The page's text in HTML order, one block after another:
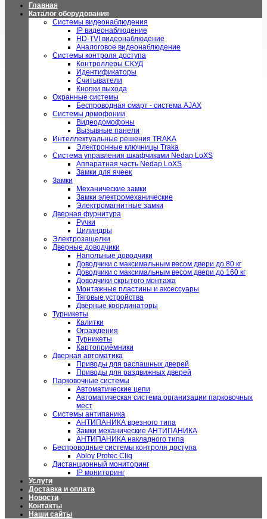
Главная
Каталог оборудования
Системы видеонаблюдения
IP видеонаблюдение
HD-TVI видеонаблюдение
Аналоговое видеонаблюдение
Системы контроля доступа
Контроллеры СКУД
Идентификаторы
Считыватели
Кнопки выхода
Охранные системы
Беспроводная смарт - система AJAX
Системы домофонии
Видеодомофоны
Вызывные панели
Интеллектуальные решения TRAKA
Электронные ключницы Traka
Система управления шкафчиками Nedap LoXS
Аппаратная часть Nedap LoXS
Замки для ячеек
Замки
Механические замки
Замки электромеханические
Электромагнитные замки
Дверная фурнитура
Ручки
Цилиндры
Электрозащелки
Дверные доводчики
Напольные доводчики
Доводчики с максимальным весом двери до 80 кг
Доводчики с максимальным весом двери до 160 кг
Доводчики скрытого монтажа
Монтажные пластины и аксессуары
Тяговые устройства
Дверные координаторы
Турникеты
Калитки
Ограждения
Турникеты
Картоприёмники
Дверная автоматика
Приводы для распашных дверей
Приводы для раздвижных дверей
Парковочные системы
Автоматические цепи
Автоматическая система организации парковочных
мест
Системы антипаника
АНТИПАНИКА врезного типа
Замки механические АНТИПАНИКА
АНТИПАНИКА накладного типа
Беспроводные системы контроля доступа
Abloy Protec Cliq
Дистанционный мониторинг
IP мониторинг
Услуги
Доставка и оплата
Новости
Контакты
Наши сайты